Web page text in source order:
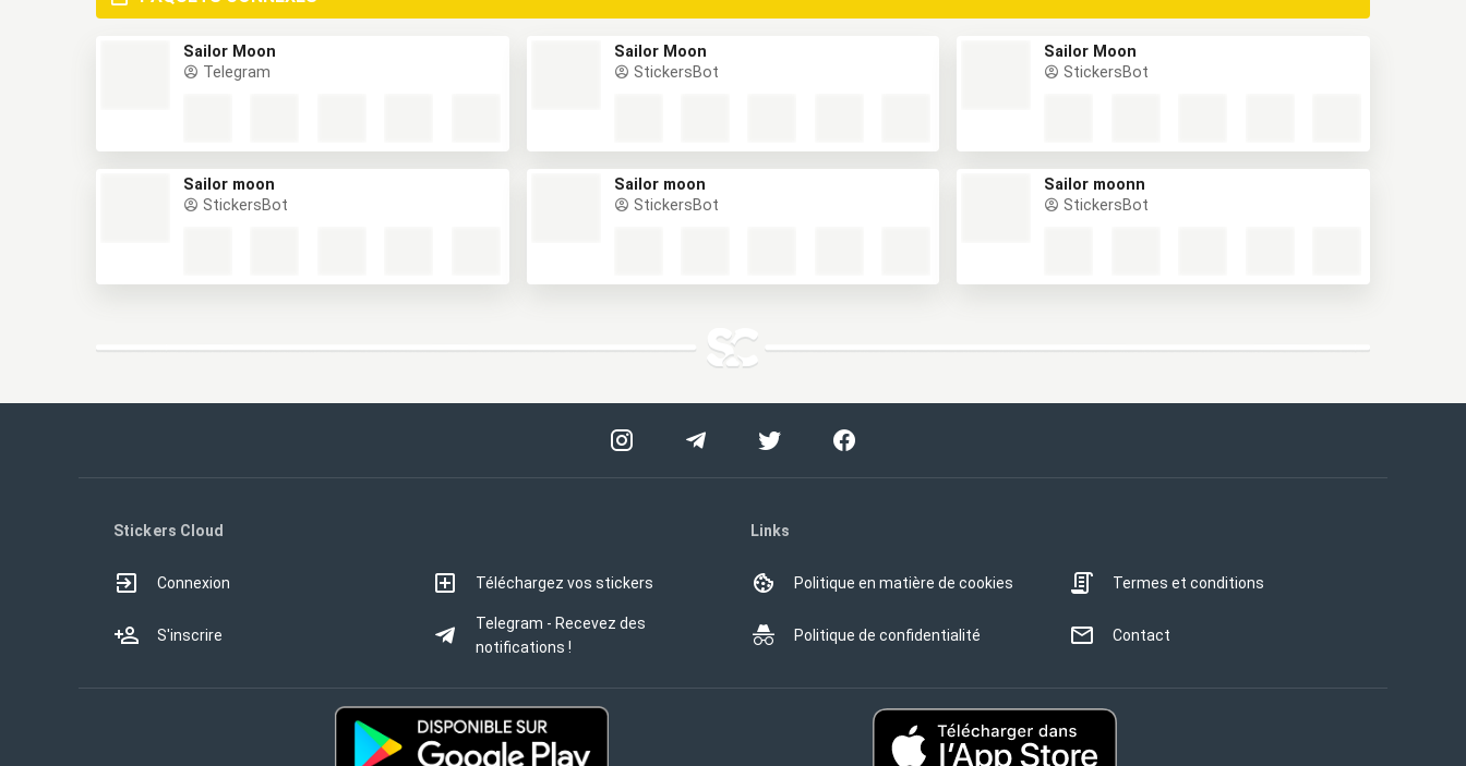
Sailor Moon
Telegram
Sailor Moon
StickersBot
Sailor Moon
StickersBot
Sailor moon
StickersBot
Sailor moon
StickersBot
Sailor moonn
StickersBot
Stickers Cloud
Connexion
S'inscrire
Téléchargez vos stickers
Telegram - Recevez des
notifications !
Links
Politique en matière de cookies
Politique de confidentialité
Termes et conditions
Contact